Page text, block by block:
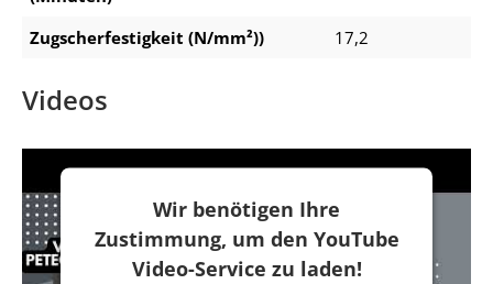
Zugscherfestigkeit (N/mm²)) 17,2
Videos
Wir benötigen Ihre
Zustimmung, um den YouTube
Video-Service zu laden!